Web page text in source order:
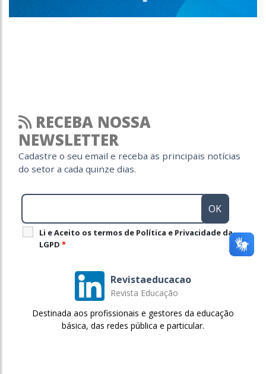
RECEBA NOSSA
NEWSLETTER
Cadastre o seu email e receba as principais notícias
do setor a cada quinze dias.
Li e Aceito os termos de Política e Privacidade da
LGPD *
Revistaeducacao
Revista Educação
Destinada aos profissionais e gestores da educação
básica, das redes pública e particular.